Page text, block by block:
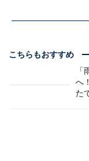
こちらもおすすめ
へ
た